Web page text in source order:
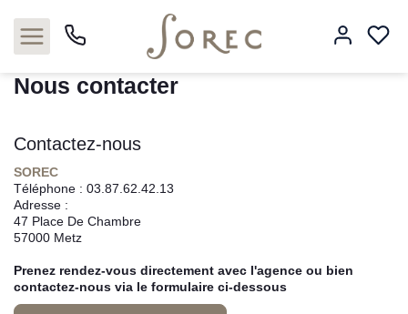
Acheter
Louer
Estimer
Neuf
Nous contacter
Contactez-nous
SOREC
Téléphone : 03.87.62.42.13
Adresse :
47 Place De Chambre
57000 Metz
Prenez rendez-vous directement avec l'agence ou bien
contactez-nous via le formulaire ci-dessous